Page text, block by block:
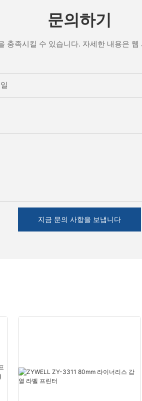
문의하기
충족시킬 수 있습니다. 자세한 내용은
지금 문의 사항을 보냅니다